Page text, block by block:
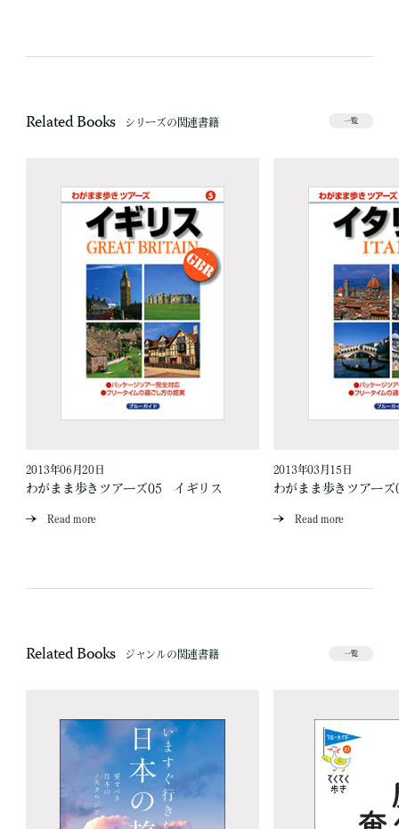
Related Books シリーズの関連書籍 一覧
2013年06月20日
わがまま歩きツアーズ05 イギリス
Read more
2013年03月15日
わがまま歩きツアー
Read more
Related Books ジャンルの関連書籍 一覧